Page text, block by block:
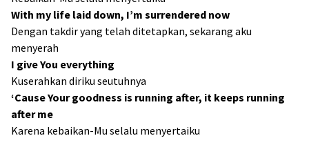
With my life laid down, I’m surrendered now
Dengan takdir yang telah ditetapkan, sekarang aku
menyerah
I give You everything
Kuserahkan diriku seutuhnya
‘Cause Your goodness is running after, it keeps running
after me
Karena kebaikan-Mu selalu menyertaiku